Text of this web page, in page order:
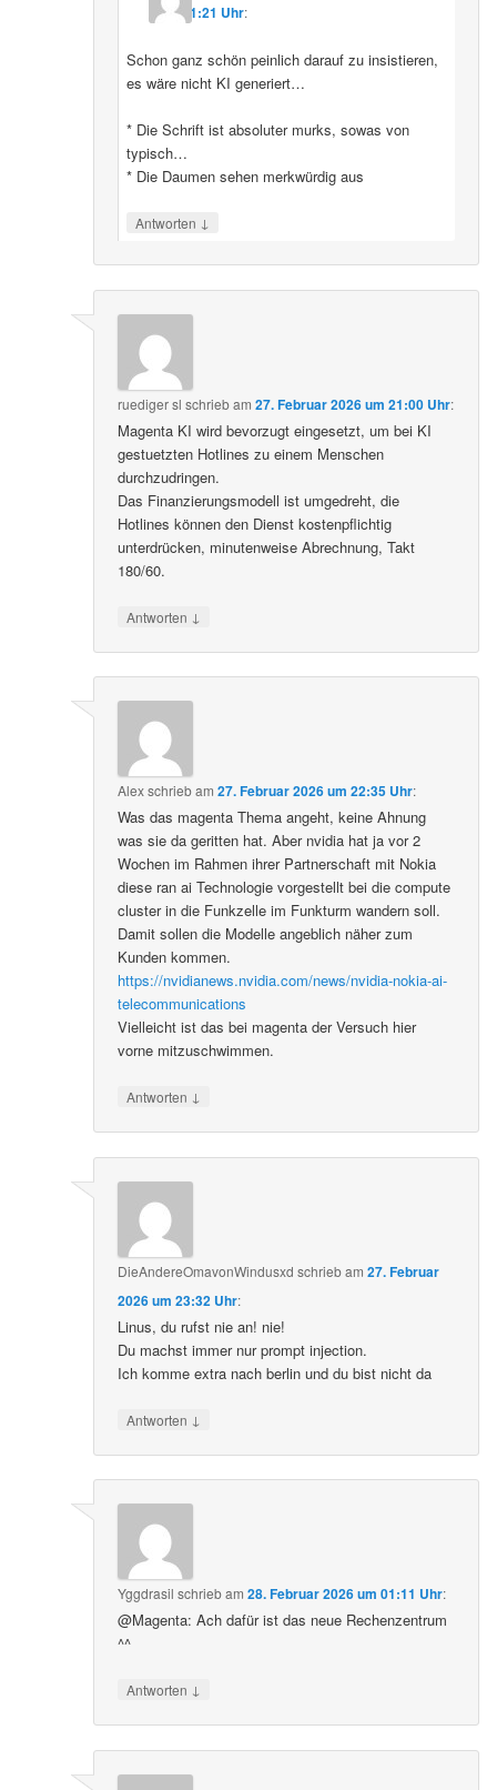
11:21 Uhr:
Schon ganz schön peinlich darauf zu insistieren,
es wäre nicht KI generiert…
* Die Schrift ist absoluter murks, sowas von
typisch…
* Die Daumen sehen merkwürdig aus
Antworten ↓
ruediger sl schriebam27. Februar 2026 um 21:00 Uhr:
Magenta KI wird bevorzugt eingesetzt, um bei KI
gestuetzten Hotlines zu einem Menschen
durchzudringen.
Das Finanzierungsmodell ist umgedreht, die
Hotlines können den Dienst kostenpflichtig
unterdrücken, minutenweise Abrechnung, Takt
180/60.
Antworten ↓
Alexschriebam27. Februar 2026 um 22:35 Uhr:
Was das magenta Thema angeht, keine Ahnung
was sie da geritten hat. Aber nvidia hat ja vor 2
Wochen im Rahmen ihrer Partnerschaft mit Nokia
diese ran ai Technologie vorgestellt bei die compute
cluster in die Funkzelle im Funkturm wandern soll.
Damit sollen die Modelle angeblich näher zum
Kunden kommen.
https://nvidianews.nvidia.com/news/nvidia-nokia-ai-
telecommunications
Vielleicht ist das bei magenta der Versuch hier
vorne mitzuschwimmen.
Antworten ↓
DieAndereOmavonWindusxd schriebam27. Februar
2026 um 23:32 Uhr:
Linus, du rufst nie an! nie!
Du machst immer nur prompt injection.
Ich komme extra nach berlin und du bist nicht da
Antworten ↓
Yggdrasil schriebam28. Februar 2026 um 01:11 Uhr:
@Magenta: Ach dafür ist das neue Rechenzentrum
^^
Antworten ↓